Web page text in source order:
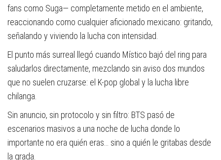
fans como Suga— completamente metido en el ambiente,
reaccionando como cualquier aficionado mexicano: gritando,
señalando y viviendo la lucha con intensidad.
El punto más surreal llegó cuando Místico bajó del ring para
saludarlos directamente, mezclando sin aviso dos mundos
que no suelen cruzarse: el K-pop global y la lucha libre
chilanga.
Sin anuncio, sin protocolo y sin filtro: BTS pasó de
escenarios masivos a una noche de lucha donde lo
importante no era quién eras… sino a quién le gritabas desde
la grada.